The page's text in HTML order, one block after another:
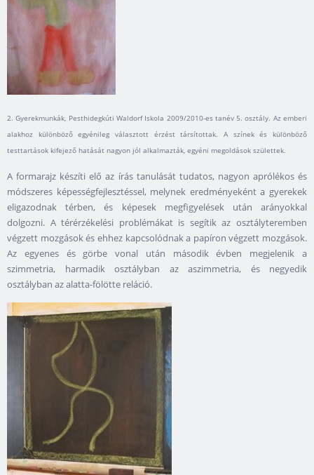
2. Gyerekmunkák, Pesthidegkúti Waldorf Iskola 2009/2010-es tanév 5. osztály. Az emberi
alakhoz különböző egyénileg választott érzést társítottak. A színek és különböző
testtartások kifejező hatását nagyon jól alkalmazták, egyéni megoldások születtek.
A formarajz készíti elő az írás tanulását tudatos, nagyon aprólékos és
módszeres képességfejlesztéssel, melynek eredményeként a gyerekek
eligazodnak térben, és képesek megfigyelések után arányokkal
dolgozni. A térérzékelési problémákat is segítik az osztályteremben
végzett mozgások és ehhez kapcsolódnak a papíron végzett mozgások.
Az egyenes és görbe vonal után második évben megjelenik a
szimmetria, harmadik osztályban az aszimmetria, és negyedik
osztályban az alatta-fölötte reláció.